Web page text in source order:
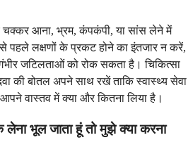
आना, भ्रम, कंपकंपी, या सांस लेने में
पहले लक्षणों के प्रकट होने का इंतजार न करें,
जटिलताओं को रोक सकता है। चिकित्सा
की बोतल अपने साथ रखें ताकि स्वास्थ्य सेवा
वास्तव में क्या और कितना लिया है।
भूल जाता हूं तो मुझे क्या करना